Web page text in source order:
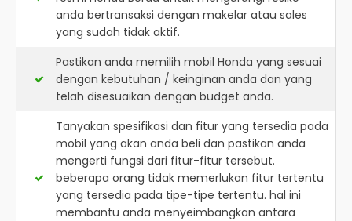
anda bertransaksi dengan makelar atau sales
yang sudah tidak aktif.
Pastikan anda memilih mobil Honda yang sesuai
dengan kebutuhan / keinginan anda dan yang
telah disesuaikan dengan budget anda.
Tanyakan spesifikasi dan fitur yang tersedia pada
mobil yang akan anda beli dan pastikan anda
mengerti fungsi dari fitur-fitur tersebut.
beberapa orang tidak memerlukan fitur tertentu
yang tersedia pada tipe-tipe tertentu. hal ini
membantu anda menyeimbangkan antara